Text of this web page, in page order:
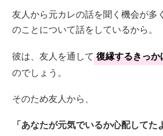
友人から元カレの話を聞く機会が多
のことについて話をしているから。
彼は、友人を通して 復縁するきっ
のでしょう。
そのため友人から、
「あなたが元気でいるか心配してた